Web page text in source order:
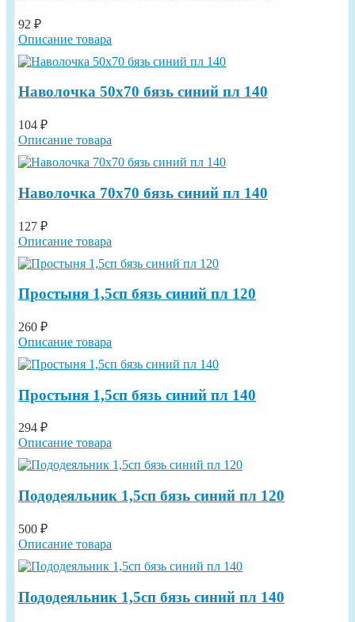
92 ₽
Описание товара
Наволочка 50х70 бязь синий пл 140
104 ₽
Описание товара
Наволочка 70х70 бязь синий пл 140
127 ₽
Описание товара
Простыня 1,5сп бязь синий пл 120
260 ₽
Описание товара
Простыня 1,5сп бязь синий пл 140
294 ₽
Описание товара
Пододеяльник 1,5сп бязь синий пл 120
500 ₽
Описание товара
Пододеяльник 1,5сп бязь синий пл 140